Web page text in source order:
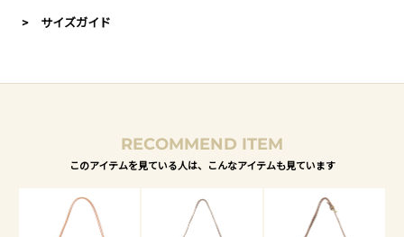
> サイズガイド
RECOMMEND ITEM
このアイテムを見ている人は、こんなアイテムも見ています